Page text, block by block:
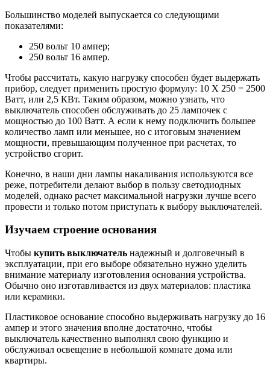
Большинство моделей выпускается со следующими
показателями:
250 вольт 10 ампер;
250 вольт 16 ампер.
Чтобы рассчитать, какую нагрузку способен будет выдержать
прибор, следует применить простую формулу: 10 Х 250 = 2500
Ватт, или 2,5 КВт. Таким образом, можно узнать, что
выключатель способен обслуживать до 25 лампочек с
мощностью до 100 Ватт. А если к нему подключить большее
количество ламп или меньшее, но с итоговым значением
мощности, превышающим полученное при расчетах, то
устройство сгорит.
Конечно, в наши дни лампы накаливания используются все
реже, потребители делают выбор в пользу светодиодных
моделей, однако расчет максимальной нагрузки лучше всего
провести и только потом приступать к выбору выключателей.
Изучаем строение основания
Чтобы купить выключатель надежный и долговечный в
эксплуатации, при его выборе обязательно нужно уделить
внимание материалу изготовления основания устройства.
Обычно оно изготавливается из двух материалов: пластика
или керамики.
Пластиковое основание способно выдерживать нагрузку до 16
ампер и этого значения вполне достаточно, чтобы
выключатель качественно выполнял свою функцию и
обслуживал освещение в небольшой комнате дома или
квартиры.